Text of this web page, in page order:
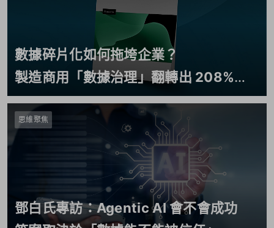
數據碎片化如何拖垮企業？
製造商用「數據治理」翻轉出 208%
ROI
思維聚焦
鄧白氏專訪：Agentic AI 會不會成功